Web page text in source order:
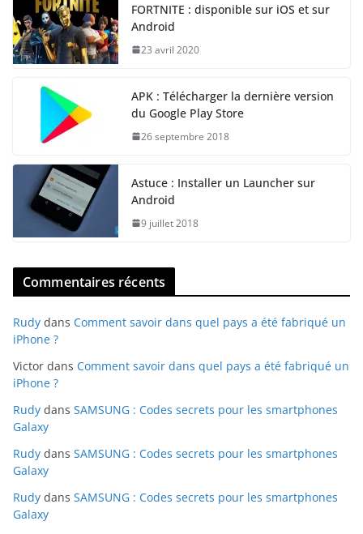
FORTNITE : disponible sur iOS et sur
Android
23 avril 2020
APK : Télécharger la dernière version
du Google Play Store
26 septembre 2018
Astuce : Installer un Launcher sur
Android
9 juillet 2018
Commentaires récents
Rudy dans Comment savoir dans quel pays a été fabriqué un
iPhone ?
Victor dans Comment savoir dans quel pays a été fabriqué un
iPhone ?
Rudy dans SAMSUNG : Codes secrets pour les smartphones
Galaxy
Rudy dans SAMSUNG : Codes secrets pour les smartphones
Galaxy
Rudy dans SAMSUNG : Codes secrets pour les smartphones
Galaxy